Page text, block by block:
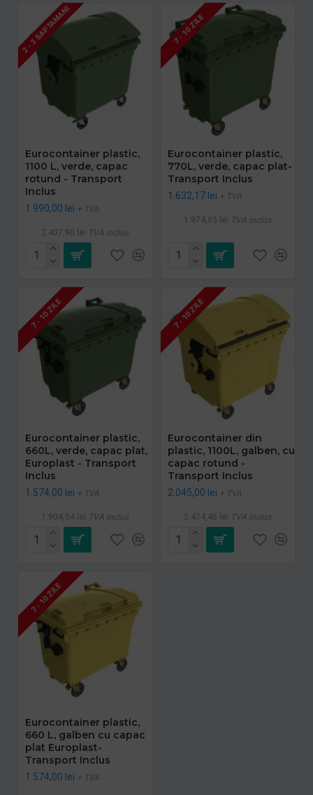
2 - 3 SAPTAMANI
Eurocontainer plastic,
1100 L, verde, capac
rotund - Transport
Inclus
1.990,00 lei + TVA
2.407,90 lei TVA inclus
7 - 10 ZILE
Eurocontainer plastic,
770L, verde, capac plat-
Transport Inclus
1.632,17 lei + TVA
1.974,93 lei TVA inclus
7 - 10 ZILE
Eurocontainer plastic,
660L, verde, capac plat,
Europlast - Transport
Inclus
1.574,00 lei + TVA
1.904,54 lei TVA inclus
7 - 10 ZILE
Eurocontainer din
plastic, 1100L, galben, cu
capac rotund -
Transport Inclus
2.045,00 lei + TVA
2.474,45 lei TVA inclus
7 - 10 ZILE
Eurocontainer plastic,
660 L, galben cu capac
plat Europlast-
Transport Inclus
1.574,00 lei + TVA